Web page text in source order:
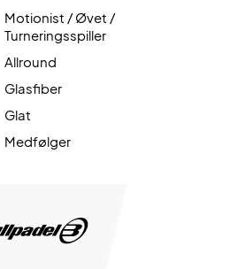
Motionist / Øvet /
Turneringsspiller
Allround
Glasfiber
Glat
Medfølger